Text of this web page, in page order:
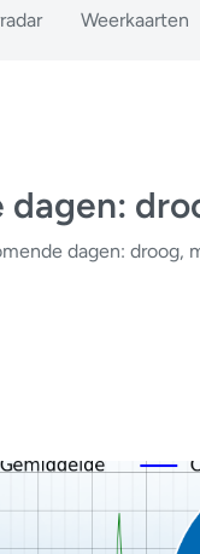
Weerkaarten
dagen: droog,